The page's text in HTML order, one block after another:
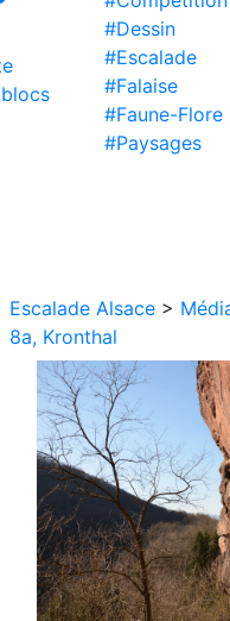
#Dessin
#Escalade
#Falaise
#Faune-Flore
#Paysages
Escalade Alsace >
8a, Kronthal